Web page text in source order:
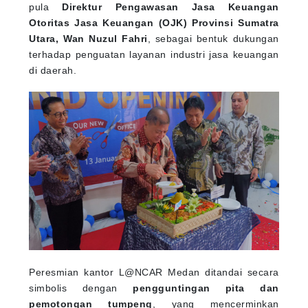
pula Direktur Pengawasan Jasa Keuangan
Otoritas Jasa Keuangan (OJK) Provinsi Sumatra
Utara, Wan Nuzul Fahri
, sebagai bentuk dukungan
terhadap penguatan layanan industri jasa keuangan
di daerah.
Peresmian kantor L@NCAR Medan ditandai secara
simbolis dengan pengguntingan pita dan
pemotongan tumpeng
, yang mencerminkan